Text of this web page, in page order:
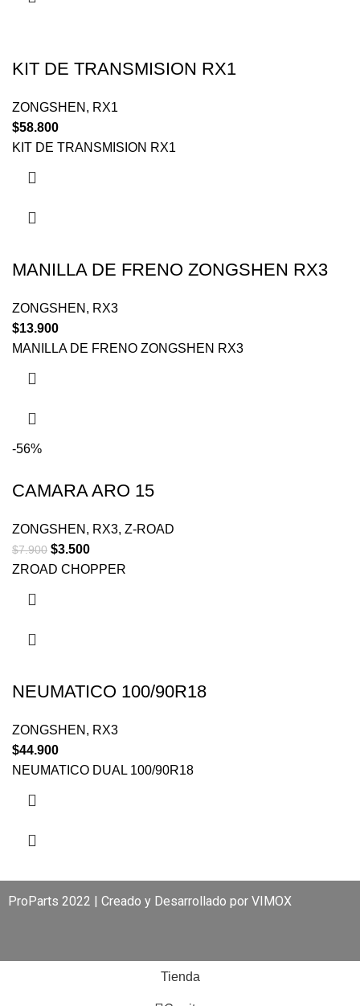
KIT DE TRANSMISION RX1
ZONGSHEN , RX1
$58.800
KIT DE TRANSMISION RX1
MANILLA DE FRENO ZONGSHEN RX3
ZONGSHEN , RX3
$13.900
MANILLA DE FRENO ZONGSHEN RX3
-56%
CAMARA ARO 15
ZONGSHEN , RX3, Z-ROAD
$7.900 $3.500
ZROAD CHOPPER
NEUMATICO 100/90R18
ZONGSHEN , RX3
$44.900
NEUMATICO DUAL 100/90R18
ProParts 2022 | Creado y Desarrollado por VIMOX
Tienda
0